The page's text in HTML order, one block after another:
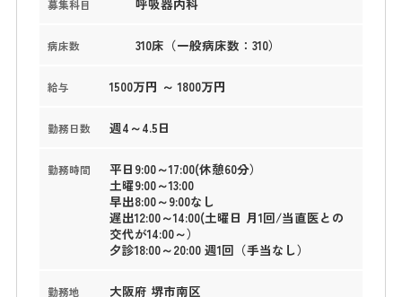
募集科目
病床数 310床（一般病床数：310）
給与 1500万円 ～ 1800万円
勤務日数 週4～4.5日
勤務時間
平日9:00～17:00(休憩60分）
土曜9:00～13:00
早出8:00～9:00なし
遅出12:00～14:00(土曜日 月1回/当直医との
交代が14:00～）
夕診18:00～20:00 週1回（手当なし）
勤務地 大阪府 堺市南区